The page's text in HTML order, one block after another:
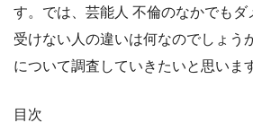
す。では、芸能人 不倫のなかでもダ
受けない人の違いは何なのでしょう
について調査していきたいと思いま
目次